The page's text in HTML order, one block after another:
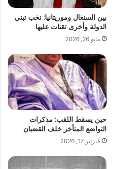
بين السنغال وموريتانيا: نخب تبني
الدولة وأخرى تقتات عليها
مايو 26, 2026
حين يسقط اللقب: مذكرات
التواضع المتأخر خلف القضبان
فبراير 17, 2026